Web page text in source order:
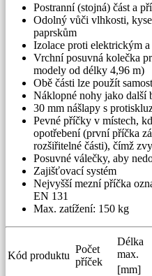
Postranní (stojná) část a
Odolný vůči vlhkosti,
paprskům
Izolace proti elektrickým
Vrchní posuvná kolečka
modely od délky 4,96 m)
Obě části lze použít
Náklopné nohy jako další
30 mm nášlapy s
Pevné příčky v místech,
opotřebení (první příčka
rozšiřitelné části), čímž
Posuvné válečky, aby
Zajišťovací systém
Nejvyšší mezní příčka
EN 131
Max. zatížení: 150 kg
Kód produktu
Počet
příček
Délka
max.
[mm]